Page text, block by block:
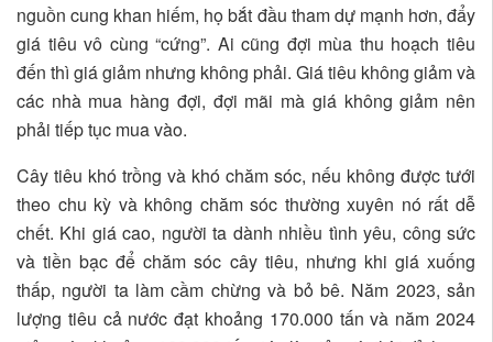
nguồn cung khan hiếm, họ bắt đầu tham dự mạnh hơn, đẩy
giá tiêu vô cùng “cứng”. Ai cũng đợi mùa thu hoạch tiêu
đến thì giá giảm nhưng không phải. Giá tiêu không giảm và
các nhà mua hàng đợi, đợi mãi mà giá không giảm nên
phải tiếp tục mua vào.
Cây tiêu khó trồng và khó chăm sóc, nếu không được tưới
theo chu kỳ và không chăm sóc thường xuyên nó rất dễ
chết. Khi giá cao, người ta dành nhiều tình yêu, công sức
và tiền bạc để chăm sóc cây tiêu, nhưng khi giá xuống
thấp, người ta làm cầm chừng và bỏ bê. Năm 2023, sản
lượng tiêu cả nước đạt khoảng 170.000 tấn và năm 2024